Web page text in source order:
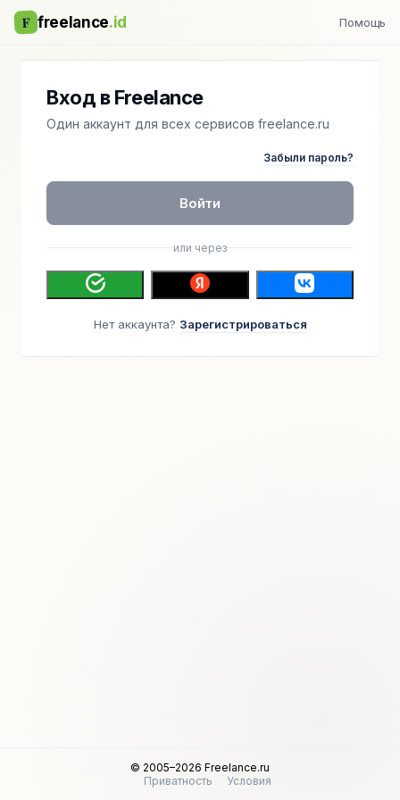
F freelance.id Помощь
Вход в Freelance
Один аккаунт для всех сервисов freelance.ru
Забыли пароль?
Войти
или через
Нет аккаунта? Зарегистрироваться
© 2005–2026 Freelance.ru
Приватность
Условия